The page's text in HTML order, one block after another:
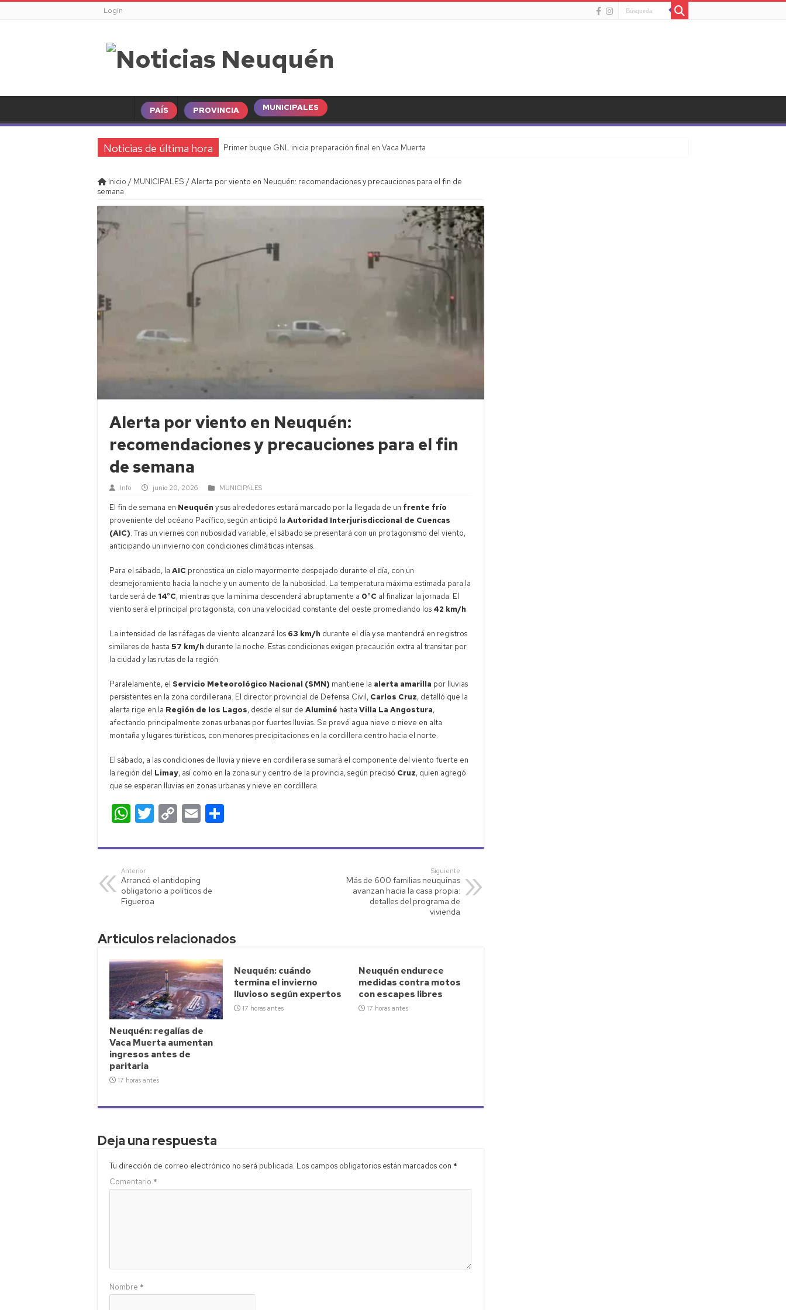
Login
PAÍS PROVINCIA MUNICIPALES
Noticias de última hora Primer buque GNL inicia preparación final en Vaca Muerta
Inicio / MUNICIPALES /Alerta por viento en Neuquén: recomendaciones y precauciones para el fin de
semana
Alerta por viento en Neuquén:
recomendaciones y precauciones para el fin
de semana
Info junio 20, 2026 MUNICIPALES
El fin de semana en Neuquén y sus alrededores estará marcado por la llegada de un frente frío
proveniente del océano Pacífico, según anticipó la Autoridad Interjurisdiccional de Cuencas
(AIC). Tras un viernes con nubosidad variable, el sábado se presentará con un protagonismo del viento,
anticipando un invierno con condiciones climáticas intensas.
Para el sábado, la AIC pronostica un cielo mayormente despejado durante el día, con un
desmejoramiento hacia la noche y un aumento de la nubosidad. La temperatura máxima estimada para la
tarde será de 14°C, mientras que la mínima descenderá abruptamente a 0°C al finalizar la jornada. El
viento será el principal protagonista, con una velocidad constante del oeste promediando los 42 km/h.
La intensidad de las ráfagas de viento alcanzará los 63 km/h durante el día y se mantendrá en registros
similares de hasta 57 km/h durante la noche. Estas condiciones exigen precaución extra al transitar por
la ciudad y las rutas de la región.
Paralelamente, el Servicio Meteorológico Nacional (SMN) mantiene la alerta amarilla por lluvias
persistentes en la zona cordillerana. El director provincial de Defensa Civil, Carlos Cruz, detalló que la
alerta rige en la Región de los Lagos, desde el sur de Aluminé hasta Villa La Angostura,
afectando principalmente zonas urbanas por fuertes lluvias. Se prevé agua nieve o nieve en alta
montaña y lugares turísticos, con menores precipitaciones en la cordillera centro hacia el norte.
El sábado, a las condiciones de lluvia y nieve en cordillera se sumará el componente del viento fuerte en
la región del Limay, así como en la zona sur y centro de la provincia, según precisó Cruz, quien agregó
que se esperan lluvias en zonas urbanas y nieve en cordillera.
W
at
s
A
p
T
tt
C
p
Li
E
ail m
Anterior
Arrancó el antidoping
obligatorio a políticos de
Figueroa
Siguiente
Más de 600 familias neuquinas
avanzan hacia la casa propia:
detalles del programa de
vivienda
Articulos relacionados
Neuquén: regalías de
Vaca Muerta aumentan
ingresos antes de
paritaria
17 horas antes
Neuquén: cuándo
termina el invierno
lluvioso según expertos
17 horas antes
Neuquén endurece
medidas contra motos
con escapes libres
17 horas antes
Deja una respuesta
Tu dirección de correo electrónico no será publicada. Los campos obligatorios están marcados con *
Comentario *
Nombre *